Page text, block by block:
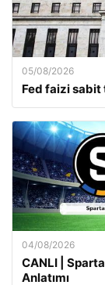
05/08/2026
Fed faizi
04/08/2026
CANLI |
Anlatımı